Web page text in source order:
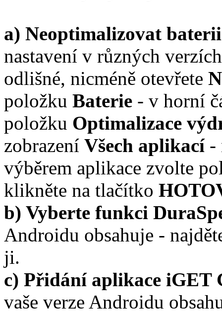
a) Neoptimalizovat
nastavení v různých
odlišné, nicméně otevřete
položku Baterie - v horní
položku Optimalizace
zobrazení Všech aplikací-
výběrem aplikace zvolte
klikněte na tlačítko
b) Vyberte funkci
Androidu obsahuje -
ji.
c) Přidání aplikace iGET
vaše verze Androidu